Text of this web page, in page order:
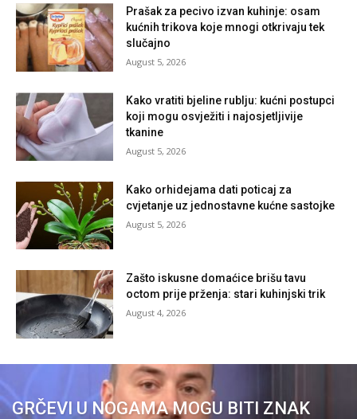
Prašak za pecivo izvan kuhinje: osam
kućnih trikova koje mnogi otkrivaju tek
slučajno
August 5, 2026
Kako vratiti bjeline rublju: kućni postupci
koji mogu osvježiti i najosjetljivije
tkanine
August 5, 2026
Kako orhidejama dati poticaj za
cvjetanje uz jednostavne kućne sastojke
August 5, 2026
Zašto iskusne domaćice brišu tavu
octom prije prženja: stari kuhinjski trik
August 4, 2026
GRČEVI U NOGAMA MOGU BITI ZNAK